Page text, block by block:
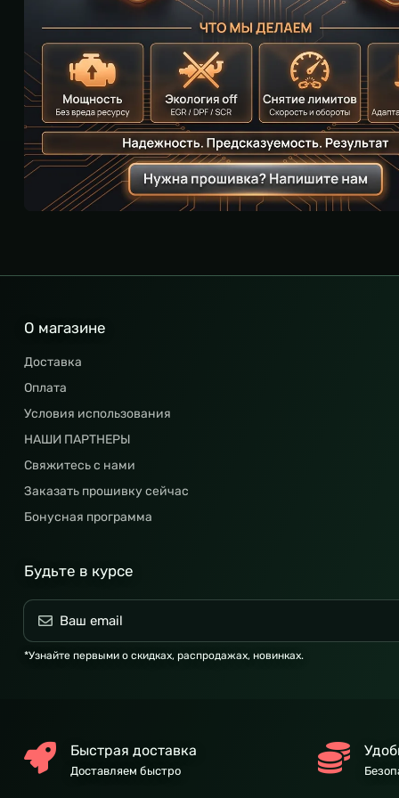
О магазине
Доставка
Оплата
Условия использования
НАШИ ПАРТНЕРЫ
Свяжитесь с нами
Заказать прошивку сейчас
Бонусная программа
Будьте в курсе
*Узнайте первыми о скидках, распродажах, новинках.
Быстрая доставка
Доставляем быстро